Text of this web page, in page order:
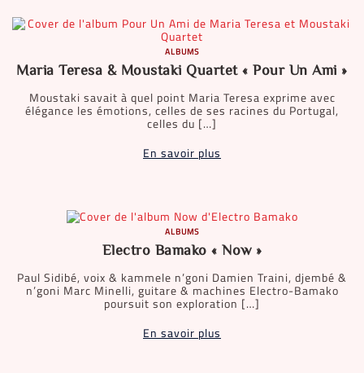
ALBUMS
Maria Teresa & Moustaki Quartet « Pour Un Ami »
Moustaki savait à quel point Maria Teresa exprime avec
élégance les émotions, celles de ses racines du Portugal,
celles du […]
En savoir plus
ALBUMS
Electro Bamako « Now »
Paul Sidibé, voix & kammele n’goni Damien Traini, djembé &
n’goni Marc Minelli, guitare & machines Electro-Bamako
poursuit son exploration […]
En savoir plus